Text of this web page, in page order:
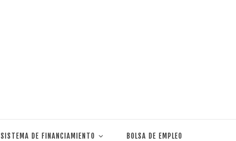
SISTEMA DE FINANCIAMIENTO BOLSA DE EMPLEO